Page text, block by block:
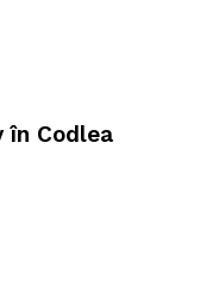
în Codlea